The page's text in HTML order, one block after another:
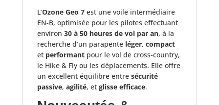
L’Ozone Geo 7est une voile intermédiaire
EN-B, optimisée pour les pilotes effectuant
environ 30 à 50 heures de vol par an, à la
recherche d’un parapente léger, compact
et performantpour le vol de cross-country,
le Hike & Fly ou les déplacements. Elle offre
un excellent équilibre entre sécurité
passive, agilité, et glisse efficace.